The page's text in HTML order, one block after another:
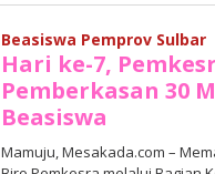
Beasiswa Pemprov Sulbar
Hari ke-7,
Pemberkasan 30
Beasiswa
Mamuju, Mesakada.com –